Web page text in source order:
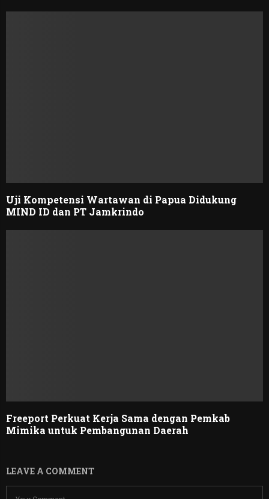
Uji Kompetensi Wartawan di Papua Didukung
MIND ID dan PT Jamkrindo
Freeport Perkuat Kerja Sama dengan Pemkab
Mimika untuk Pembangunan Daerah
LEAVE A COMMENT